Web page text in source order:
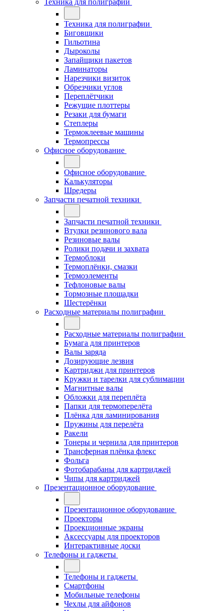
Техника для полиграфии
Техника для полиграфии
Биговщики
Гильотина
Дыроколы
Запайщики пакетов
Ламинаторы
Нарезчики визиток
Обрезчики углов
Переплётчики
Режущие плоттеры
Резаки для бумаги
Степлеры
Термоклеевые машины
Термопрессы
Офисное оборудование
Офисное оборудование
Калькуляторы
Шредеры
Запчасти печатной техники
Запчасти печатной техники
Втулки резинового вала
Резиновые валы
Ролики подачи и захвата
Термоблоки
Термоплёнки, смазки
Термоэлементы
Тефлоновые валы
Тормозные площадки
Шестерёнки
Расходные материалы полиграфии
Расходные материалы полиграфии
Бумага для принтеров
Валы заряда
Дозирующие лезвия
Картриджи для принтеров
Кружки и тарелки для сублимации
Магнитные валы
Обложки для переплёта
Папки для термоперелёта
Плёнка для ламинирования
Пружины для перелёта
Ракели
Тонеры и чернила для принтеров
Трансферная плёнка флекс
Фольга
Фотобарабаны для картриджей
Чипы для картриджей
Презентационное оборудование
Презентационное оборудование
Проекторы
Проекционные экраны
Аксессуары для проекторов
Интерактивные доски
Телефоны и гаджеты
Телефоны и гаджеты
Смартфоны
Мобильные телефоны
Чехлы для айфонов